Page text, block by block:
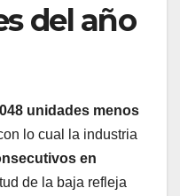
del año
unidades menos
lo cual la industria
en
de la baja refleja